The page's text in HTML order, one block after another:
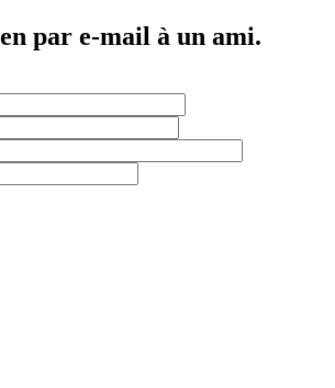
par e-mail à un ami.